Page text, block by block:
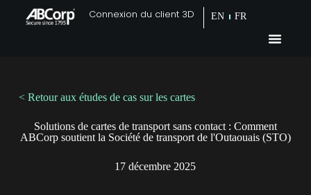
Connexion du client 3D EN FR
< Retour aux études de cas sur les cartes
Solutions de cartes de transport sans contact : Comment
ABCorp soutient la Société de transport de l'Outaouais (STO)
17 décembre 2025